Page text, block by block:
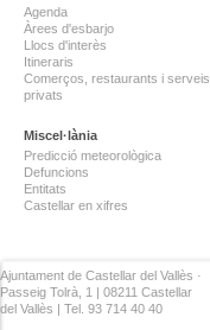
Agenda
Àrees d'esbarjo
Llocs d'interès
Itineraris
Comerços, restaurants i serveis
privats
Miscel·lània
Predicció meteorològica
Defuncions
Entitats
Castellar en xifres
Ajuntament de Castellar del Vallès ·
Passeig Tolrà, 1 | 08211 Castellar
del Vallès | Tel. 93 714 40 40